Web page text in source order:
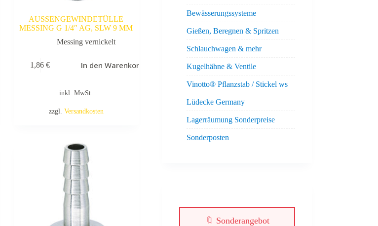
AUSSENGEWINDETÜLLE
MESSING G 1/4″ AG, SLW 9 MM
Messing vernickelt
1,86€ In den Warenkorb
inkl. MwSt.
zzgl. Versandkosten
Bewässerungssysteme
Gießen, Beregnen & Spritzen
Schlauchwagen & mehr
Kugelhähne & Ventile
Vinotto® Pflanzstab / Stickel ws
Lüdecke Germany
Lagerräumung Sonderpreise
Sonderposten
🔖 Sonderangebot